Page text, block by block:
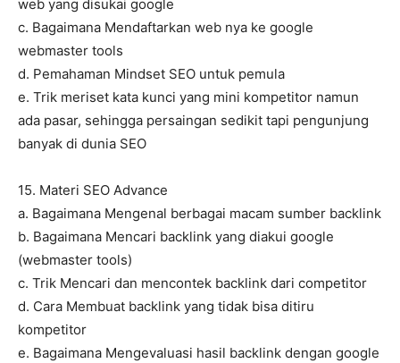
web yang disukai google
c. Bagaimana Mendaftarkan web nya ke google
webmaster tools
d. Pemahaman Mindset SEO untuk pemula
e. Trik meriset kata kunci yang mini kompetitor namun
ada pasar, sehingga persaingan sedikit tapi pengunjung
banyak di dunia SEO
15. Materi SEO Advance
a. Bagaimana Mengenal berbagai macam sumber backlink
b. Bagaimana Mencari backlink yang diakui google
(webmaster tools)
c. Trik Mencari dan mencontek backlink dari competitor
d. Cara Membuat backlink yang tidak bisa ditiru
kompetitor
e. Bagaimana Mengevaluasi hasil backlink dengan google